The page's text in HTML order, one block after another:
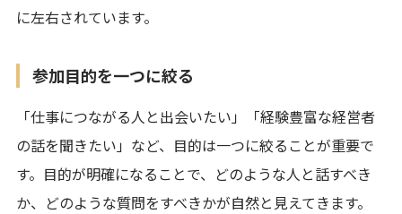
に左右されています。
参加目的を一つに絞る
「仕事につながる人と出会いたい」「経験豊富な経営者
の話を聞きたい」など、目的は一つに絞ることが重要で
す。目的が明確になることで、どのような人と話すべき
か、どのような質問をすべきかが自然と見えてきます。